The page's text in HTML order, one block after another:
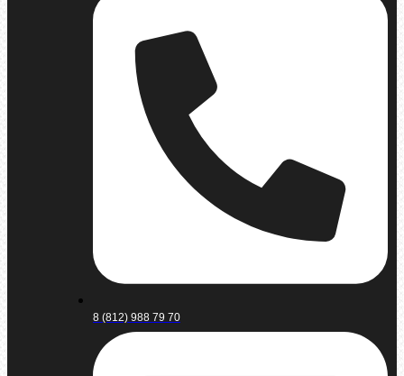
8 (812) 988 79 70